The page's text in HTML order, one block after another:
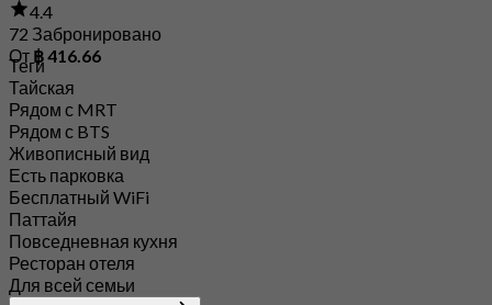
4.4
72 Забронировано
От ฿ 416.66
Теги
Тайская
Рядом с MRT
Рядом с BTS
Живописный вид
Есть парковка
Бесплатный WiFi
Паттайя
Повседневная кухня
Ресторан отеля
Для всей семьи